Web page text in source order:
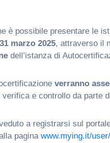
è possibile presentare le
marzo 2025, attraverso il
dell’istanza di
verranno
e controllo da parte
a registrarsi sul
pagina www.mying.it/